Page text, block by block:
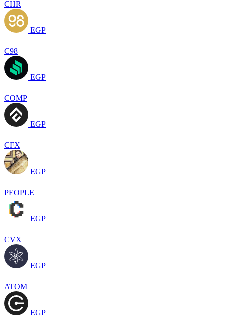
CHR
EGP
C98
EGP
COMP
EGP
CFX
EGP
PEOPLE
EGP
CVX
EGP
ATOM
EGP